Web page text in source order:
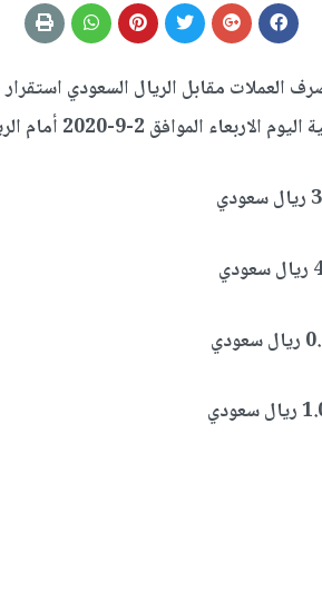
العملات مقابل الريال السعودي استقرار
2-9-2020 أمام الريال السعودي: